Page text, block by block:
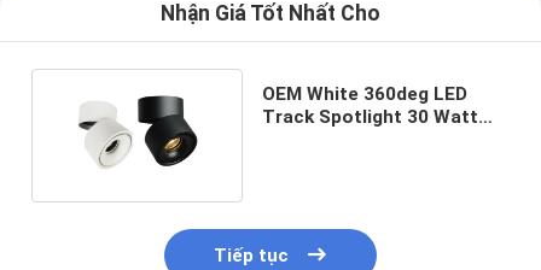
Nhận Giá Tốt Nhất Cho
OEM White 360deg LED
Track Spotlight 30 Watt
Tiếp tục